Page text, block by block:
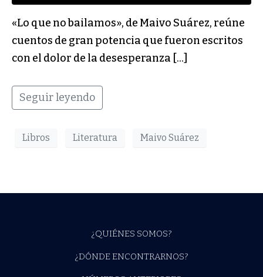
«Lo que no bailamos», de Maivo Suárez, reúne
cuentos de gran potencia que fueron escritos
con el dolor de la desesperanza […]
Seguir leyendo
Libros Literatura Maivo Suárez
¿QUIÉNES SOMOS?
¿DÓNDE ENCONTRARNOS?